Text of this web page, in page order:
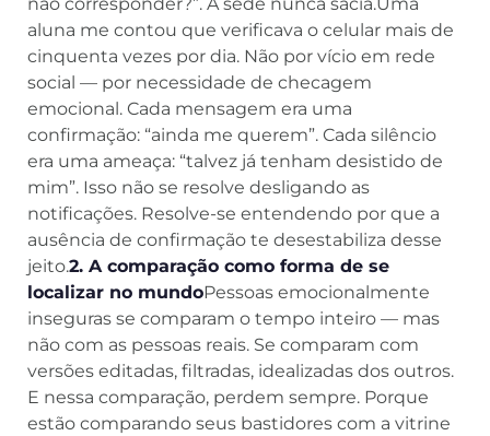
aluna me contou que verificava o celular mais de
cinquenta vezes por dia. Não por vício em rede
social — por necessidade de checagem
emocional. Cada mensagem era uma
confirmação: “ainda me querem”. Cada silêncio
era uma ameaça: “talvez já tenham desistido de
mim”. Isso não se resolve desligando as
notificações. Resolve-se entendendo por que a
ausência de confirmação te desestabiliza desse
jeito.2. A comparação como forma de se
localizar no mundoPessoas emocionalmente
inseguras se comparam o tempo inteiro — mas
não com as pessoas reais. Se comparam com
versões editadas, filtradas, idealizadas dos outros.
E nessa comparação, perdem sempre. Porque
estão comparando seus bastidores com a vitrine